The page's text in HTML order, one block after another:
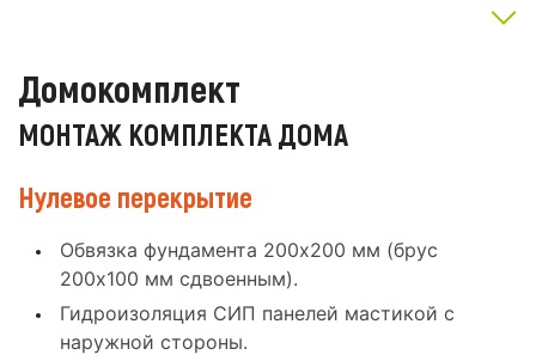
Домокомплект
МОНТАЖ КОМПЛЕКТА ДОМА
Нулевое перекрытие
Обвязка фундамента 200x200 мм (брус
200x100 мм сдвоенным).
Гидроизоляция СИП панелей мастикой с
наружной стороны.